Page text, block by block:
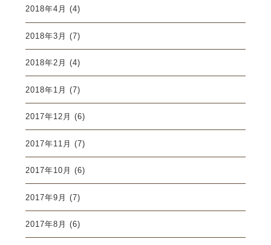
2018年4月 (4)
2018年3月 (7)
2018年2月 (4)
2018年1月 (7)
2017年12月 (6)
2017年11月 (7)
2017年10月 (6)
2017年9月 (7)
2017年8月 (6)